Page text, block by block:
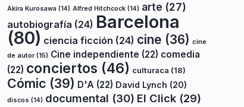
Akira Kurosawa (14) Alfred Hitchcock (14) arte (27)
autobiografía (24) Barcelona
(80) ciencia ficción (24) cine (36) cine
de autor(15) Cine independiente (22) comedia
(22) conciertos (46) culturaca (18)
Cómic (39) D'A (22) David Lynch (20)
discos (14) documental (30) El Click (29)